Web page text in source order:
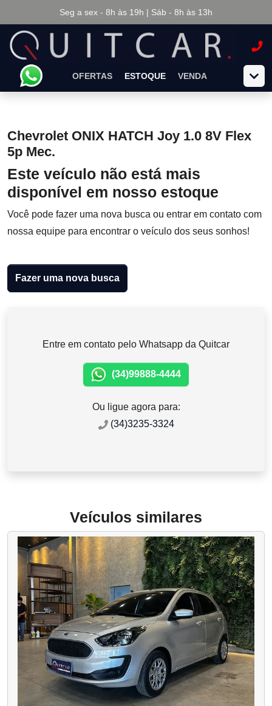
Seg a sex - 8h às 19h | Sáb - 8h às 13h
OFERTAS ESTOQUE VENDA
Chevrolet ONIX HATCH Joy 1.0 8V Flex
5p Mec.
Este veículo não está mais
disponível em nosso estoque
Você pode fazer uma nova busca ou entrar em contato com
nossa equipe para encontrar o veículo dos seus sonhos!
Fazer uma nova busca
Entre em contato pelo Whatsapp da Quitcar
(34)99888-4444
Ou ligue agora para:
(34)3235-3324
Veículos similares